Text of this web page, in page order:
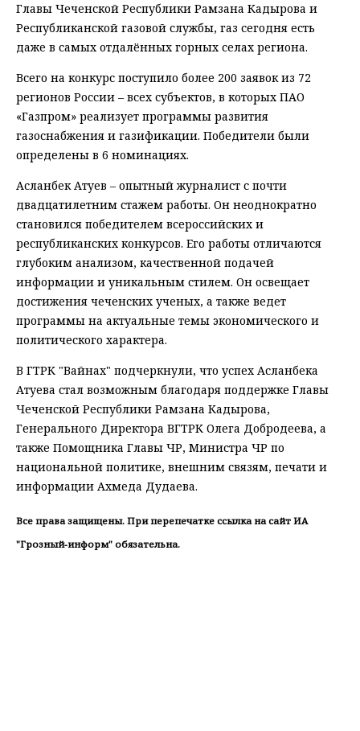
Главы Чеченской Республики Рамзана Кадырова и
Республиканской газовой службы, газ сегодня есть
даже в самых отдалённых горных селах региона.
Всего на конкурс поступило более 200 заявок из 72
регионов России – всех субъектов, в которых ПАО
«Газпром» реализует программы развития
газоснабжения и газификации. Победители были
определены в 6 номинациях.
Асланбек Атуев – опытный журналист с почти
двадцатилетним стажем работы. Он неоднократно
становился победителем всероссийских и
республиканских конкурсов. Его работы отличаются
глубоким анализом, качественной подачей
информации и уникальным стилем. Он освещает
достижения чеченских ученых, а также ведет
программы на актуальные темы экономического и
политического характера.
В ГТРК "Вайнах" подчеркнули, что успех Асланбека
Атуева стал возможным благодаря поддержке Главы
Чеченской Республики Рамзана Кадырова,
Генерального Директора ВГТРК Олега Добродеева, а
также Помощника Главы ЧР, Министра ЧР по
национальной политике, внешним связям, печати и
информации Ахмеда Дудаева.
Все права защищены. При перепечатке ссылка на сайт ИА
"Грозный-информ" обязательна.